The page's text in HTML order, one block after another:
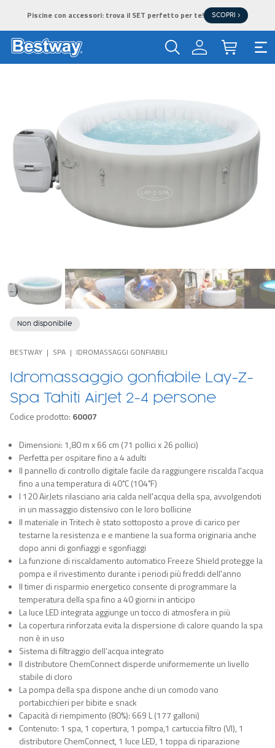
Piscine con accessori: trova il SET perfetto per te! SCOPRI >
Non disponibile
BESTWAY SPA IDROMASSAGGI GONFIABILI
Idromassaggio gonfiabile Lay-Z-
Spa Tahiti AirJet 2-4 persone
Codice prodotto: 60007
Dimensioni: 1,80 m x 66 cm (71 pollici x 26 pollici)
Perfetta per ospitare fino a 4 adulti
Il pannello di controllo digitale facile da raggiungere riscalda l'acqua
fino a una temperatura di 40˚C (104˚F)
I 120 AirJets rilasciano aria calda nell'acqua della spa, avvolgendoti
in un massaggio distensivo con le loro bollicine
Il materiale in Tritech è stato sottoposto a prove di carico per
testarne la resistenza e e mantiene la sua forma originaria anche
dopo anni di gonfiaggi e sgonfiaggi
La funzione di riscaldamento automatico Freeze Shield protegge la
pompa e il rivestimento durante i periodi più freddi dell'anno
Il timer di risparmio energetico consente di programmare la
temperatura della spa fino a 40 giorni in anticipo
La luce LED integrata aggiunge un tocco di atmosfera in più
La copertura rinforzata evita la dispersione di calore quando la spa
non è in uso
Sistema di filtraggio dell’acqua integrato
Il distributore ChemConnect disperde uniformemente un livello
stabile di cloro
La pompa della spa dispone anche di un comodo vano
portabicchieri per bibite e snack
Capacità di riempimento (80%): 669 L (177 galloni)
Contenuto: 1 spa, 1 copertura, 1 pompa,1 cartuccia filtro (VI), 1
distributore ChemConnect, 1 luce LED, 1 toppa di riparazione